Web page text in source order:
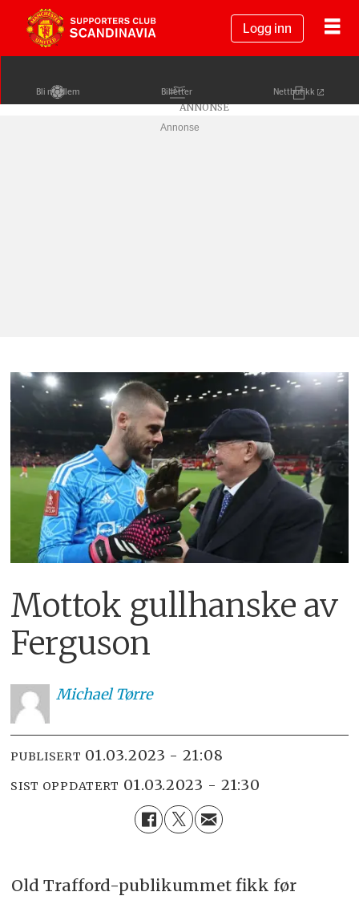
Logg inn
Bli medlem Billetter Nettbutikk
Annonse
Mottok gullhanske av
Ferguson
Michael Tørre
PUBLISERT 01.03.2023 - 21:08
SIST OPPDATERT 01.03.2023 - 21:30
Old Trafford-publikummet fikk før